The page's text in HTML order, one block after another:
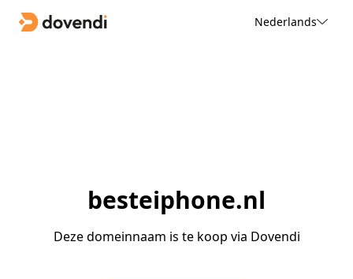
Nederlands
besteiphone.nl
Deze domeinnaam is te koop via Dovendi